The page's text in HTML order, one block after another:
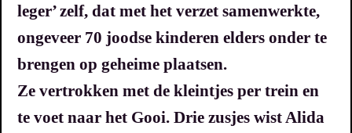
leger’ zelf, dat met het verzet samenwerkte,
ongeveer 70 joodse kinderen elders onder te
brengen op geheime plaatsen.
Ze vertrokken met de kleintjes per trein en
te voet naar het Gooi. Drie zusjes wist Alida